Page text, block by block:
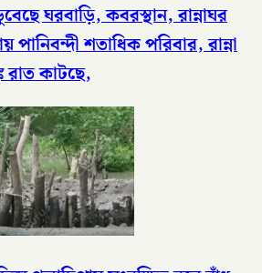
ঘরবাড়ি, কবরস্থান, রান্নাঘর
পানিবন্দী শতাধিক পরিবার, রান্না
কাটছে,